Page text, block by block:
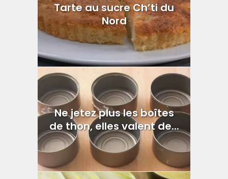
Tarte au sucre Ch’ti du
Nord
Ne jetez plus les boîtes
de thon, elles valent de...